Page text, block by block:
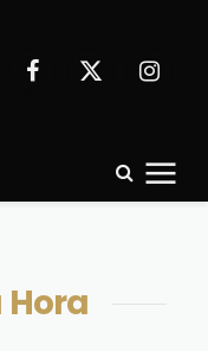
Facebook
X